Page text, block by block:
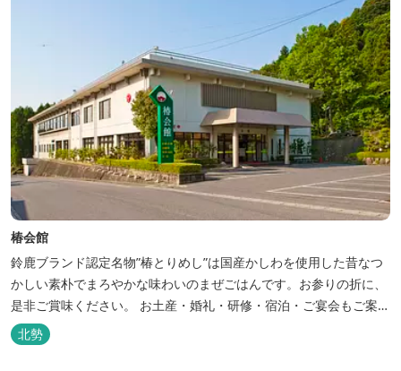
椿会館
鈴鹿ブランド認定名物”椿とりめし”は国産かしわを使用した昔なつ
かしい素朴でまろやかな味わいのまぜごはんです。お参りの折に、
是非ご賞味ください。 お土産・婚礼・研修・宿泊・ご宴会もご案内
しております。
北勢